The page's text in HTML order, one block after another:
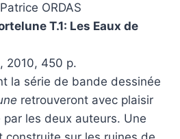
ORDAS
T.1: Les Eaux de
2010, 450 p.
la série de bande dessinée
retrouveront avec plaisir
par les deux auteurs. Une